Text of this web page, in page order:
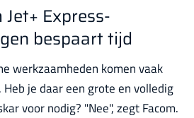
Express-
bespaart tijd
werkzaamheden komen vaak
je daar een grote en volledig
voor nodig? "Nee", zegt Facom.